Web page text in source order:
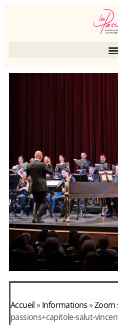
Accueil»Informations»Zoom
passions+capitole-salut-